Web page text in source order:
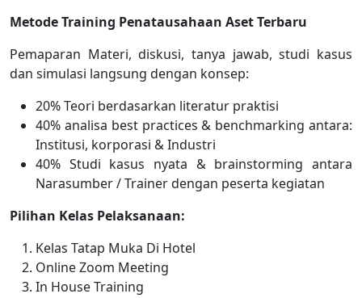
Metode Training Penatausahaan Aset Terbaru
Pemaparan Materi, diskusi, tanya jawab, studi kasus
dan simulasi langsung dengan konsep:
20% Teori berdasarkan literatur praktisi
40% analisa best practices & benchmarking antara:
Institusi, korporasi & Industri
40% Studi kasus nyata & brainstorming antara
Narasumber / Trainer dengan peserta kegiatan
Pilihan Kelas Pelaksanaan:
Kelas Tatap Muka Di Hotel
Online Zoom Meeting
In House Training